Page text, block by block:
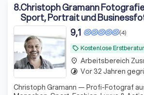
8.Christoph Gramann
Sport, Portrait und
local_offer Kostenlose
(4)
9,1
Christoph Gramann — Profi-Fotograf
place Arbeitsbereich
timelapse Vor 32 Jahren